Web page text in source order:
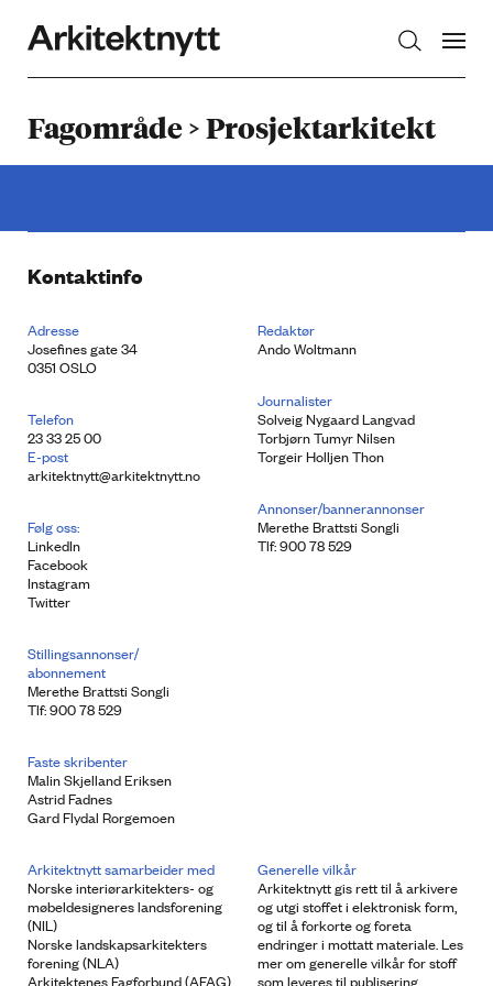
Fagområde > Prosjektarkitekt
Kontaktinfo
Adresse
Josefines gate 34
0351 OSLO
Telefon
23 33 25 00
E-post
arkitektnytt@arkitektnytt.no
Følg oss:
LinkedIn
Facebook
Instagram
Twitter
Redaktør
Ando Woltmann
Journalister
Solveig Nygaard Langvad
Torbjørn Tumyr Nilsen
Torgeir Holljen Thon
Annonser/bannerannonser
Merethe Brattsti Songli
Tlf: 900 78 529
Stillingsannonser/
abonnement
Merethe Brattsti Songli
Tlf: 900 78 529
Faste skribenter
Malin Skjelland Eriksen
Astrid Fadnes
Gard Flydal Rorgemoen
Arkitektnytt samarbeider med
Norske interiørarkitekters- og
møbeldesigneres landsforening
(NIL)
Norske landskapsarkitekters
forening (NLA)
Arkitektenes Fagforbund (AFAG)
Generelle vilkår
Arkitektnytt gis rett til å arkivere
og utgi stoffet i elektronisk form,
og til å forkorte og foreta
endringer i mottatt materiale. Les
mer om generelle vilkår for stoff
som leveres til publisering.